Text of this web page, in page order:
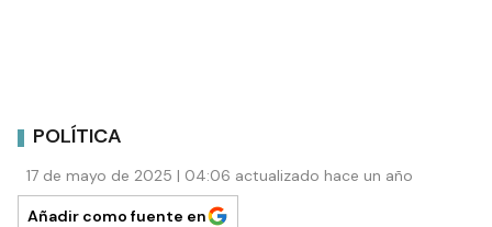
POLÍTICA
17 de mayo de 2025 | 04:06 actualizado hace un año
Añadir como fuente en